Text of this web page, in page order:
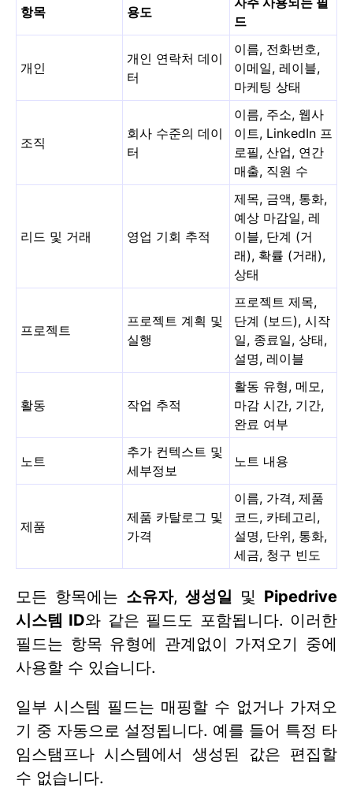
항목 용도
드
개인
개인 연락처 데이
터
이름, 전화번호,
이메일, 레이블,
마케팅 상태
조직
회사 수준의 데이
터
이름, 주소, 웹사
이트, LinkedIn 프
로필, 산업, 연간
매출, 직원 수
리드 및 거래 영업 기회 추적
제목, 금액, 통화,
예상 마감일, 레
이블, 단계 (거
래), 확률 (거래),
상태
프로젝트
프로젝트 계획 및
실행
프로젝트 제목,
단계 (보드), 시작
일, 종료일, 상태,
설명, 레이블
활동 작업 추적
활동 유형, 메모,
마감 시간, 기간,
완료 여부
노트
추가 컨텍스트 및
세부정보
노트 내용
제품
제품 카탈로그 및
가격
이름, 가격, 제품
코드, 카테고리,
설명, 단위, 통화,
세금, 청구 빈도
모든 항목에는 소유자,생성일 및 Pipedrive
시스템 ID와 같은 필드도 포함됩니다. 이러한
필드는 항목 유형에 관계없이 가져오기 중에
사용할 수 있습니다.
일부 시스템 필드는 매핑할 수 없거나 가져오
기 중 자동으로 설정됩니다. 예를 들어 특정 타
임스탬프나 시스템에서 생성된 값은 편집할
수 없습니다.